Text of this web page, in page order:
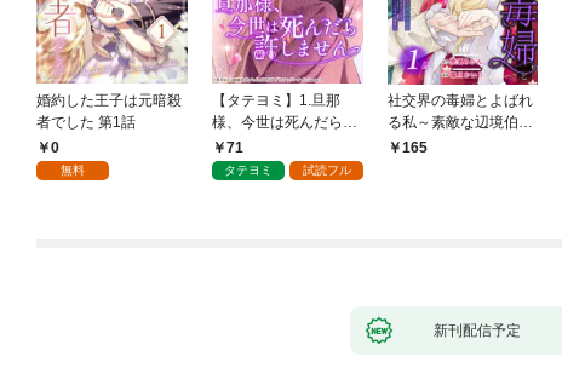
婚約した王子は元暗殺
者でした 第1話
0
無料
【タテヨミ】1.旦那
様、今世は死んだら許
しません
71
タテヨミ 試読フル
社交界の毒婦とよばれ
る私～素敵な辺境伯令
息に腕を折られたの
165
新刊配信予定